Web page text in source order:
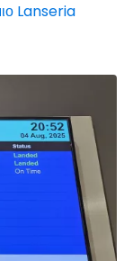
Lanseria